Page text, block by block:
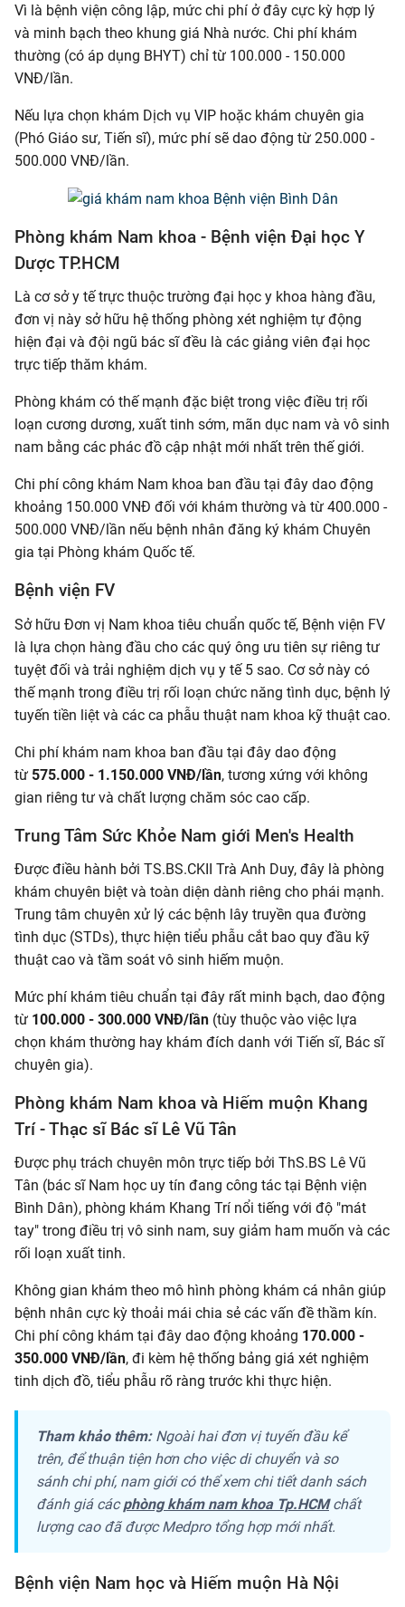
Vì là bệnh viện công lập, mức chi phí ở đây cực kỳ hợp lý
và minh bạch theo khung giá Nhà nước. Chi phí khám
thường (có áp dụng BHYT) chỉ từ 100.000 - 150.000
VNĐ/lần.
Nếu lựa chọn khám Dịch vụ VIP hoặc khám chuyên gia
(Phó Giáo sư, Tiến sĩ), mức phí sẽ dao động từ 250.000 -
500.000 VNĐ/lần.
Phòng khám Nam khoa - Bệnh viện Đại học Y
Dược TP.HCM
Là cơ sở y tế trực thuộc trường đại học y khoa hàng đầu,
đơn vị này sở hữu hệ thống phòng xét nghiệm tự động
hiện đại và đội ngũ bác sĩ đều là các giảng viên đại học
trực tiếp thăm khám.
Phòng khám có thế mạnh đặc biệt trong việc điều trị rối
loạn cương dương, xuất tinh sớm, mãn dục nam và vô sinh
nam bằng các phác đồ cập nhật mới nhất trên thế giới.
Chi phí công khám Nam khoa ban đầu tại đây dao động
khoảng 150.000 VNĐ đối với khám thường và từ 400.000 -
500.000 VNĐ/lần nếu bệnh nhân đăng ký khám Chuyên
gia tại Phòng khám Quốc tế.
Bệnh viện FV
Sở hữu Đơn vị Nam khoa tiêu chuẩn quốc tế, Bệnh viện FV
là lựa chọn hàng đầu cho các quý ông ưu tiên sự riêng tư
tuyệt đối và trải nghiệm dịch vụ y tế 5 sao. Cơ sở này có
thế mạnh trong điều trị rối loạn chức năng tình dục, bệnh lý
tuyến tiền liệt và các ca phẫu thuật nam khoa kỹ thuật cao.
Chi phí khám nam khoa ban đầu tại đây dao động
từ 575.000 - 1.150.000 VNĐ/lần, tương xứng với không
gian riêng tư và chất lượng chăm sóc cao cấp.
Trung Tâm Sức Khỏe Nam giới Men's Health
Được điều hành bởi TS.BS.CKII Trà Anh Duy, đây là phòng
khám chuyên biệt và toàn diện dành riêng cho phái mạnh.
Trung tâm chuyên xử lý các bệnh lây truyền qua đường
tình dục (STDs), thực hiện tiểu phẫu cắt bao quy đầu kỹ
thuật cao và tầm soát vô sinh hiếm muộn.
Mức phí khám tiêu chuẩn tại đây rất minh bạch, dao động
từ 100.000 - 300.000 VNĐ/lần (tùy thuộc vào việc lựa
chọn khám thường hay khám đích danh với Tiến sĩ, Bác sĩ
chuyên gia).
Phòng khám Nam khoa và Hiếm muộn Khang
Trí - Thạc sĩ Bác sĩ Lê Vũ Tân
Được phụ trách chuyên môn trực tiếp bởi ThS.BS Lê Vũ
Tân (bác sĩ Nam học uy tín đang công tác tại Bệnh viện
Bình Dân), phòng khám Khang Trí nổi tiếng với độ "mát
tay" trong điều trị vô sinh nam, suy giảm ham muốn và các
rối loạn xuất tinh.
Không gian khám theo mô hình phòng khám cá nhân giúp
bệnh nhân cực kỳ thoải mái chia sẻ các vấn đề thầm kín.
Chi phí công khám tại đây dao động khoảng 170.000 -
350.000 VNĐ/lần, đi kèm hệ thống bảng giá xét nghiệm
tinh dịch đồ, tiểu phẫu rõ ràng trước khi thực hiện.
Tham khảo thêm:Ngoài hai đơn vị tuyến đầu kể
trên, để thuận tiện hơn cho việc di chuyển và so
sánh chi phí, nam giới có thể xem chi tiết danh sách
đánh giá các phòng khám nam khoa Tp.HCMchất
lượng cao đã được Medpro tổng hợp mới nhất.
Bệnh viện Nam học và Hiếm muộn Hà Nội